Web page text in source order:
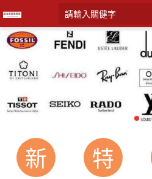
請輸入關健字
新 特